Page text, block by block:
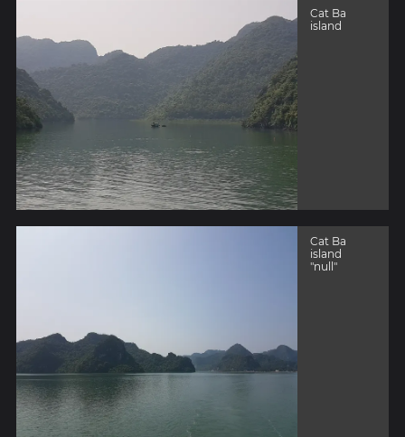
Cat Ba
island
Cat Ba
island
"null"